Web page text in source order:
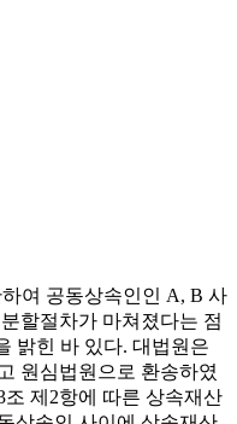
여 공동상속인인 A, B 사
할절차가 마쳐졌다는 점
밝힌 바 있다. 대법원은
원심법원으로 환송하였
제2항에 따른 상속재산